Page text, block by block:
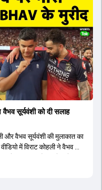
वैभव सूर्यवंशी को दी सलाह
और वैभव सूर्यवंशी की मुलाकात का
में विराट कोहली ने वैभव को
बस गेम खत्म।' कोहली ने उन्हें खुद
न देने की सलाह दी। आईपीएल